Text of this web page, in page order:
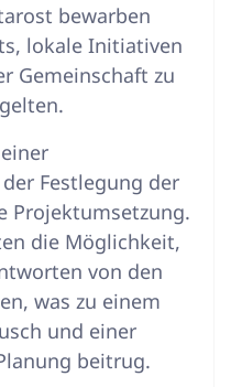
bewarben
lokale Initiativen
Gemeinschaft zu
Festlegung der
Projektumsetzung.
die Möglichkeit,
von den
was zu einem
und einer
beitrug.